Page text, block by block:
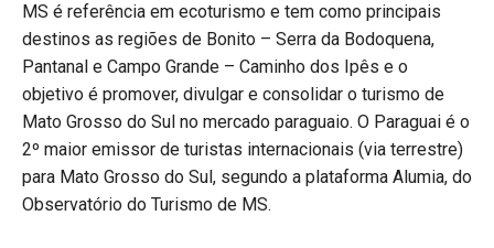
MS é referência em ecoturismo e tem como principais
destinos as regiões de Bonito – Serra da Bodoquena,
Pantanal e Campo Grande – Caminho dos Ipês e o
objetivo é promover, divulgar e consolidar o turismo de
Mato Grosso do Sul no mercado paraguaio. O Paraguai é o
2º maior emissor de turistas internacionais (via terrestre)
para Mato Grosso do Sul, segundo a plataforma Alumia, do
Observatório do Turismo de MS.